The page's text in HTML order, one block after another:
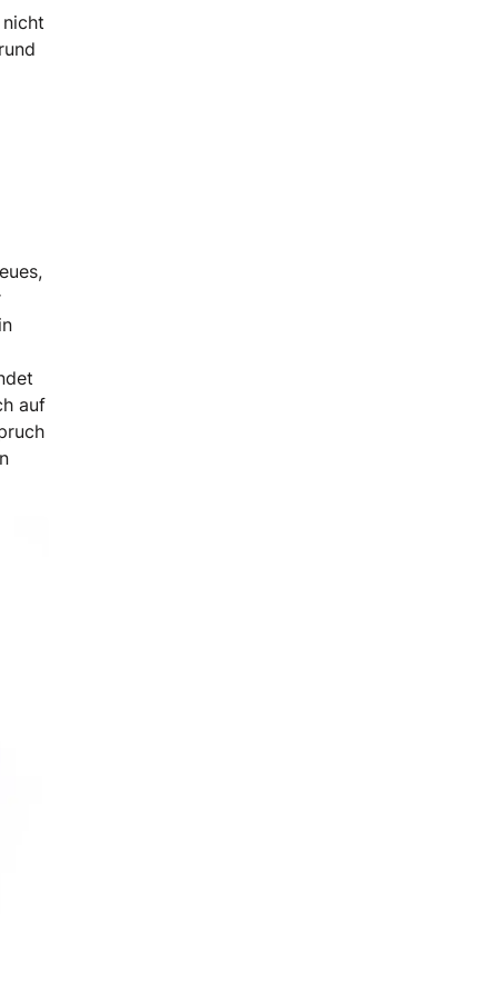
auf